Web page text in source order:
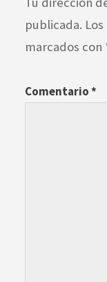
publicada.
marcados con
Comentario*